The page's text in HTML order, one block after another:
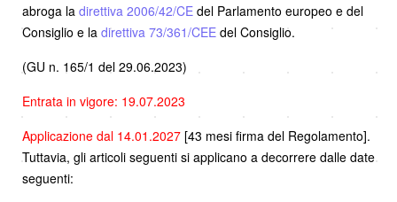
abroga la direttiva 2006/42/CE del Parlamento europeo e del
Consiglio e la direttiva 73/361/CEE del Consiglio.
(GU n. 165/1 del 29.06.2023)
Entrata in vigore: 19.07.2023
Applicazione dal 14.01.2027 [43 mesi firma del Regolamento].
Tuttavia, gli articoli seguenti si applicano a decorrere dalle date
seguenti: